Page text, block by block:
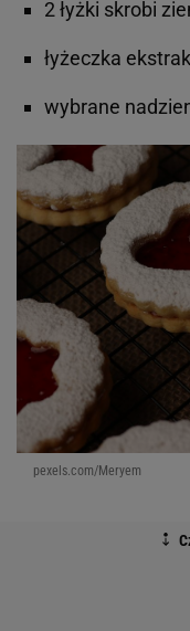
2 łyżki skrobi
łyżeczka
wybrane
pexels.com/Meryem